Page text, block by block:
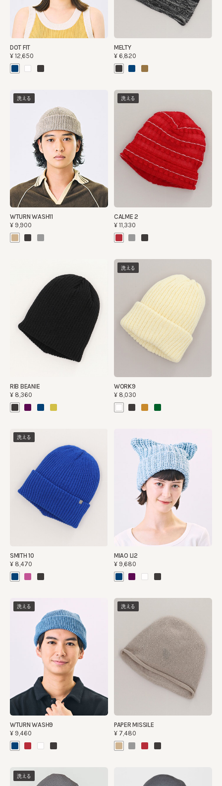
DOT FIT
¥12,650
MELTY
¥6,820
洗える
WTURN WASH11
¥9,900
洗える
CALME 2
¥11,330
RIB BEANIE
¥8,360
洗える
WORK9
¥8,030
洗える
SMITH 10
¥8,470
MIAO LI2
¥9,680
洗える
WTURN WASH9
¥9,460
洗える
PAPER MISSILE
¥7,480
洗える